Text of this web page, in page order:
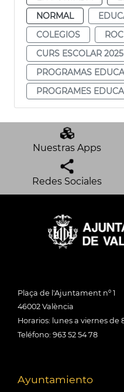
NORMAL
COLEGIOS
CURS ESCOLAR
PROGRAMAS
PROGRAMES
Nuestras Apps
Redes Sociales
Plaça de l'Ajuntament nº 1
46002 València
Horarios: lunes a viernes de
Teléfono: 963 52 54 78
Ayuntamiento